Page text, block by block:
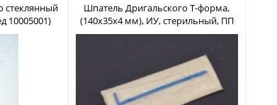
стеклянный
10005001)
Шпатель Дригальского Т-форма,
(140х35х4 мм), ИУ, стерильный, ПП
(Greetmed) (12006717)